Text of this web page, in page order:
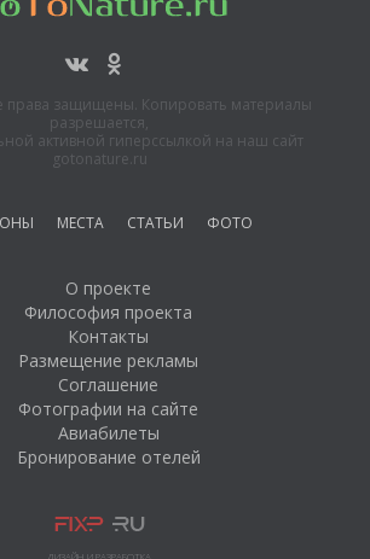
в
страус
права защищены. Копировать материалы
разрешается,
активной гиперссылкой на наш сайт
gotonature.ru
МЕСТА СТАТЬИ ФОТО
О проекте
Философия проекта
Контакты
Размещение рекламы
Соглашение
Фотографии на сайте
Авиабилеты
Бронирование отелей
ДИЗАЙН И РАЗРАБОТКА